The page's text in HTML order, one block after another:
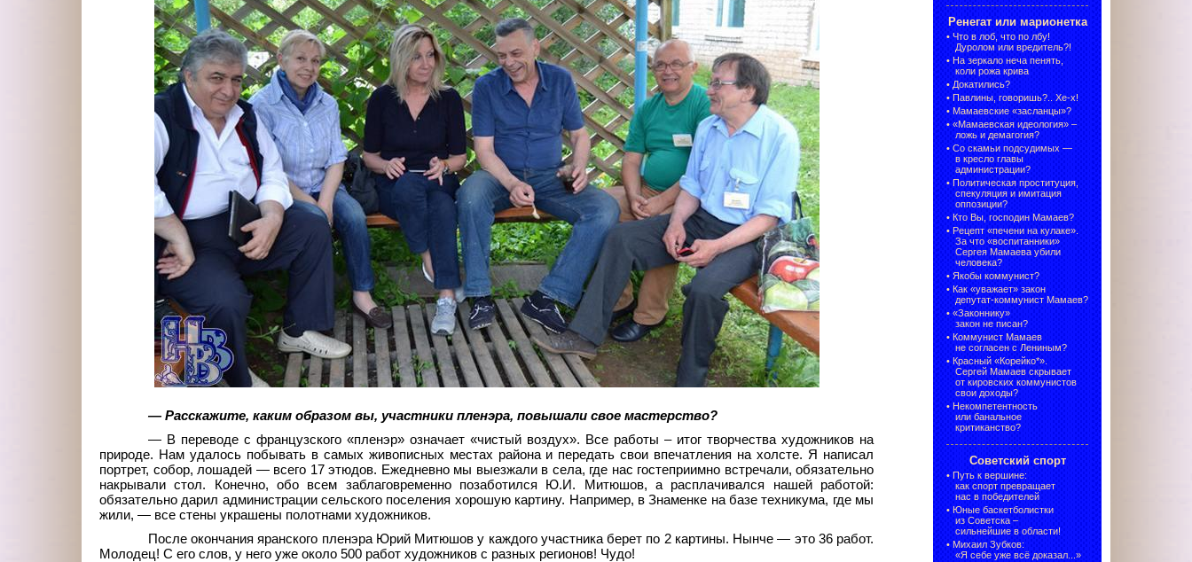
— Расскажите, каким образом вы, участники пленэра, повышали свое мастерство?
— В переводе с французского «пленэр» означает «чистый воздух». Все работы – итог творчества художников на
природе. Нам удалось побывать в самых живописных местах района и передать свои впечатления на холсте. Я написал
портрет, собор, лошадей — всего 17 этюдов. Ежедневно мы выезжали в села, где нас гостеприимно встречали, обязательно
накрывали стол. Конечно, обо всем заблаговременно позаботился Ю.И. Митюшов, а расплачивался нашей работой:
обязательно дарил администрации сельского поселения хорошую картину. Например, в Знаменке на базе техникума, где мы
жили, — все стены украшены полотнами художников.
После окончания яранского пленэра Юрий Митюшов у каждого участника берет по 2 картины. Нынче — это 36 работ.
Молодец! С его слов, у него уже около 500 работ художников с разных регионов! Чудо!
Ренегат или марионетка
• Что в лоб, что по лбу!
Дуролом или вредитель?!
• На зеркало неча пенять,
коли рожа крива
• Докатились?
• Павлины, говоришь?.. Хе-х!
• Мамаевские «засланцы»?
• «Мамаевская идеология» –
ложь и демагогия?
• Со скамьи подсудимых —
в кресло главы
администрации?
• Политическая проституция,
спекуляция и имитация
оппозиции?
• Кто Вы, господин Мамаев?
• Рецепт «печени на кулаке».
За что «воспитанники»
Сергея Мамаева убили
человека?
• Якобы коммунист?
• Как «уважает» закон
депутат-коммунист Мамаев?
• «Законнику»
закон не писан?
• Коммунист Мамаев
не согласен с Лениным?
• Красный «Корейко*».
Сергей Мамаев скрывает
от кировских коммунистов
свои доходы?
• Некомпетентность
или банальное
критиканство?
Советский спорт
• Путь к вершине:
как спорт превращает
нас в победителей
• Юные баскетболистки
из Советска –
сильнейшие в области!
• Михаил Зубков:
«Я себе уже всё доказал...»